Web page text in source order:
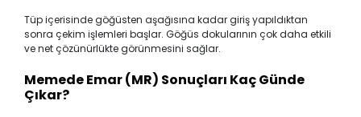
Tüp içerisinde göğüsten aşağısına kadar giriş yapıldıktan
sonra çekim işlemleri başlar. Göğüs dokularının çok daha etkili
ve net çözünürlükte görünmesini sağlar.
Memede Emar (MR) Sonuçları Kaç Günde
Çıkar?